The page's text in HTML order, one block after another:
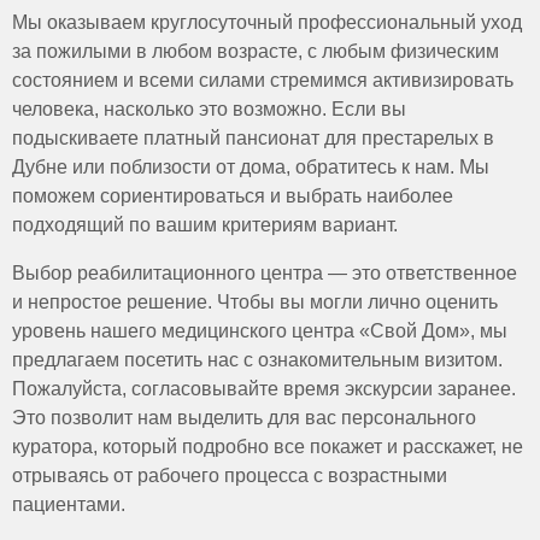
возрасте столкнулся с травматическими событиями.
близких. Мы также используем арт-терапию,
музыкальную терапию и групповые занятия для
повышения социальной активности и улучшения
психоэмоционального состояния.
квалифицированные сиделки. Они проходят
регулярное обучение и знают, как правильно
поддерживать пожилых с повышенной тревожностью,
раздражительностью, апатией. Кроме того, сотрудники
помогают следить за выполнением назначений врача,
организуют досуговую деятельность и оказывают
эмоциональную поддержку в любой ситуации.
начальный этап терапии занимает от 2 до 4 недель.
При необходимости лечение может быть продлено до
нескольких месяцев, особенно если невроз
сопровождается хроническими заболеваниями или
выраженными эмоциональными нарушениями.
Мы оказываем круглосуточный профессиональный уход
за пожилыми в любом возрасте, с любым физическим
состоянием и всеми силами стремимся активизировать
человека, насколько это возможно. Если вы
подыскиваете платный пансионат для престарелых в
Дубне или поблизости от дома, обратитесь к нам. Мы
поможем сориентироваться и выбрать наиболее
подходящий по вашим критериям вариант.
Выбор реабилитационного центра — это ответственное
и непростое решение. Чтобы вы могли лично оценить
уровень нашего медицинского центра «Свой Дом», мы
предлагаем посетить нас с ознакомительным визитом.
Пожалуйста, согласовывайте время экскурсии заранее.
Это позволит нам выделить для вас персонального
куратора, который подробно все покажет и расскажет, не
отрываясь от рабочего процесса с возрастными
пациентами.